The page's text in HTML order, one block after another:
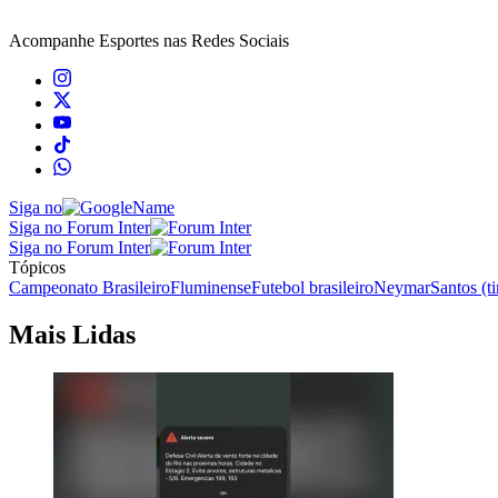
Acompanhe Esportes nas Redes Sociais
Siga no
Siga no Forum Inter
Siga no Forum Inter
Tópicos
Campeonato BrasileiroFluminenseFutebol brasileiroNeymarSantos
Mais Lidas